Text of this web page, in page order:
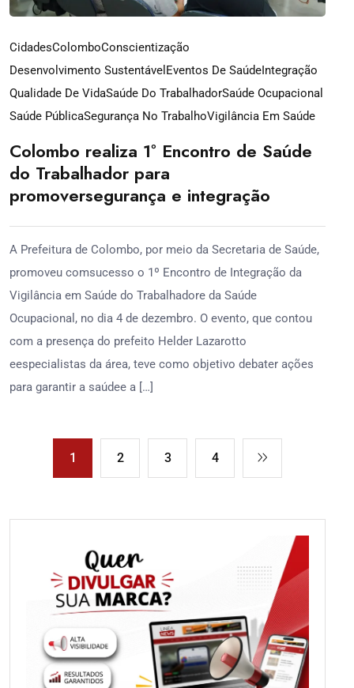
CidadesColomboConscientização
Desenvolvimento Sustentável Eventos De SaúdeIntegração
Qualidade De VidaSaúde Do TrabalhadorSaúde Ocupacional
Saúde PúblicaSegurança No TrabalhoVigilância Em Saúde
Colombo realiza 1º Encontro de Saúde
do Trabalhador para
promoversegurança e integração
A Prefeitura de Colombo, por meio da Secretaria de Saúde,
promoveu comsucesso o 1º Encontro de Integração da
Vigilância em Saúde do Trabalhadore da Saúde
Ocupacional, no dia 4 de dezembro. O evento, que contou
com a presença do prefeito Helder Lazarotto
eespecialistas da área, teve como objetivo debater ações
para garantir a saúdee a […]
1 2 3 4